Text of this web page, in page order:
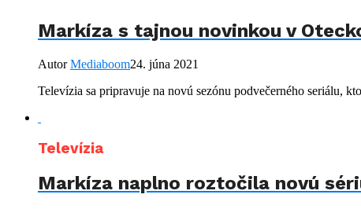
Markíza s tajnou novinkou v
AutorMediaboom24. júna 2021
Televízia sa pripravuje na novú sezónu podvečerného seriálu,
Televízia
Markíza naplno roztočila novú